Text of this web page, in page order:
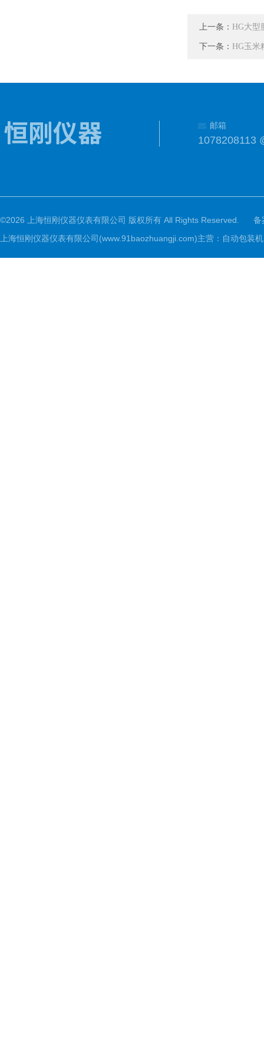
上一条： HG大型
下一条： HG玉米
邮箱
1078208113
©2026 上海恒刚仪器仪表有限公司 版权所有 All Rights Reserved.
备
上海恒刚仪器仪表有限公司(www.91baozhuangji.com)主营：自动包